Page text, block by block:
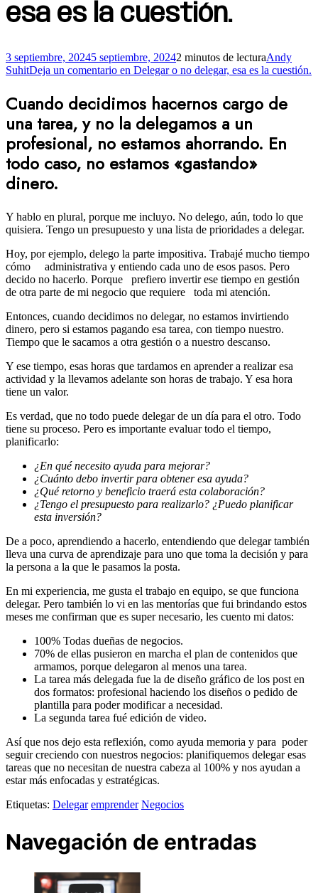
esa es la cuestión.
3 septiembre, 20245 septiembre, 20242 minutos de lecturaAndy
SuhitDeja un comentario en Delegar o no delegar, esa es la cuestión.
Cuando decidimos hacernos cargo de
una tarea, y no la delegamos a un
profesional, no estamos ahorrando. En
todo caso, no estamos «gastando»
dinero.
Y hablo en plural, porque me incluyo. No delego, aún, todo lo que
quisiera. Tengo un presupuesto y una lista de prioridades a delegar.
Hoy, por ejemplo, delego la parte impositiva. Trabajé mucho tiempo
cómo administrativa y entiendo cada uno de esos pasos. Pero
decido no hacerlo. Porque prefiero invertir ese tiempo en gestión
de otra parte de mi negocio que requiere toda mi atención.
Entonces, cuando decidimos no delegar, no estamos invirtiendo
dinero, pero si estamos pagando esa tarea, con tiempo nuestro.
Tiempo que le sacamos a otra gestión o a nuestro descanso.
Y ese tiempo, esas horas que tardamos en aprender a realizar esa
actividad y la llevamos adelante son horas de trabajo. Y esa hora
tiene un valor.
Es verdad, que no todo puede delegar de un día para el otro. Todo
tiene su proceso. Pero es importante evaluar todo el tiempo,
planificarlo:
¿En qué necesito ayuda para mejorar?
¿Cuánto debo invertir para obtener esa ayuda?
¿Qué retorno y beneficio traerá esta colaboración?
¿Tengo el presupuesto para realizarlo? ¿Puedo planificar
esta inversión?
De a poco, aprendiendo a hacerlo, entendiendo que delegar también
lleva una curva de aprendizaje para uno que toma la decisión y para
la persona a la que le pasamos la posta.
En mi experiencia, me gusta el trabajo en equipo, se que funciona
delegar. Pero también lo vi en las mentorías que fui brindando estos
meses me confirman que es super necesario, les cuento mi datos:
100% Todas dueñas de negocios.
70% de ellas pusieron en marcha el plan de contenidos que
armamos, porque delegaron al menos una tarea.
La tarea más delegada fue la de diseño gráfico de los post en
dos formatos: profesional haciendo los diseños o pedido de
plantilla para poder modificar a necesidad.
La segunda tarea fué edición de video.
Así que nos dejo esta reflexión, como ayuda memoria y para poder
seguir creciendo con nuestros negocios: planifiquemos delegar esas
tareas que no necesitan de nuestra cabeza al 100% y nos ayudan a
estar más enfocadas y estratégicas.
Etiquetas: Delegar emprender Negocios
Navegación de entradas